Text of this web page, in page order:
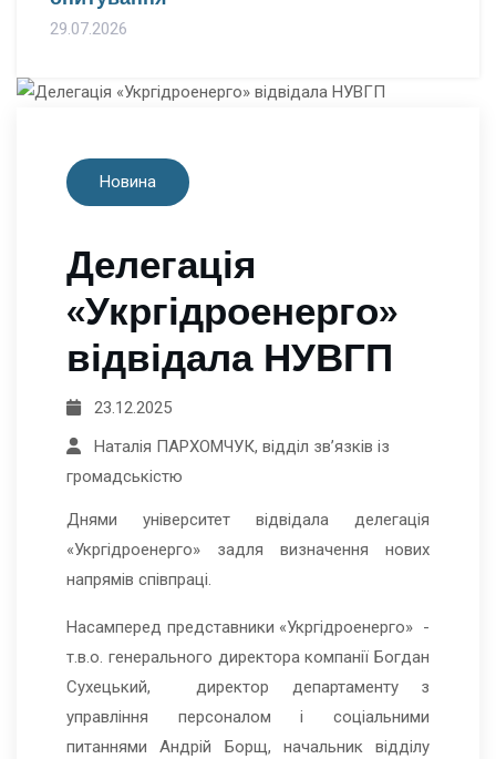
29.07.2026
Новина
Делегація
«Укргідроенерго»
відвідала НУВГП
23.12.2025
Наталія ПАРХОМЧУК, відділ зв’язків із
громадськістю
Днями університет відвідала делегація
«Укргідроенерго» задля визначення нових
напрямів співпраці.
Насамперед представники «Укргідроенерго» -
т.в.о. генерального директора компанії Богдан
Сухецький, директор департаменту з
управління персоналом і соціальними
питаннями Андрій Борщ, начальник відділу